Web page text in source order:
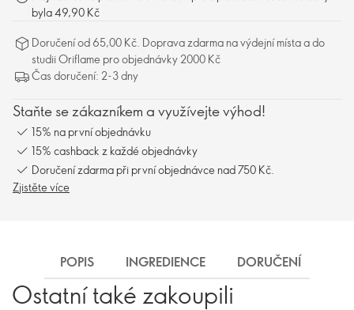
byla 49,90 Kč
Doručení od 65,00 Kč. Doprava zdarma na výdejní místa a do
studii Oriflame pro objednávky 2000 Kč
Čas doručení: 2-3 dny
Staňte se zákazníkem a využívejte výhod!
15% na první objednávku
15% cashback z každé objednávky
Doručení zdarma při první objednávce nad 750 Kč.
Zjistěte více
POPIS INGREDIENCE DORUČENÍ
Ostatní také zakoupili